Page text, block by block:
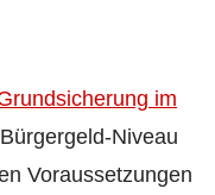
im
Niveau
Voraussetzungen